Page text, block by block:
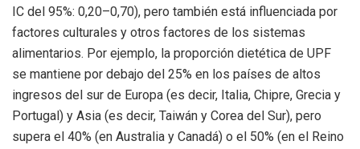
IC del 95%: 0,20–0,70), pero también está influenciada por
factores culturales y otros factores de los sistemas
alimentarios. Por ejemplo, la proporción dietética de UPF
se mantiene por debajo del 25% en los países de altos
ingresos del sur de Europa (es decir, Italia, Chipre, Grecia y
Portugal) y Asia (es decir, Taiwán y Corea del Sur), pero
supera el 40% (en Australia y Canadá) o el 50% (en el Reino